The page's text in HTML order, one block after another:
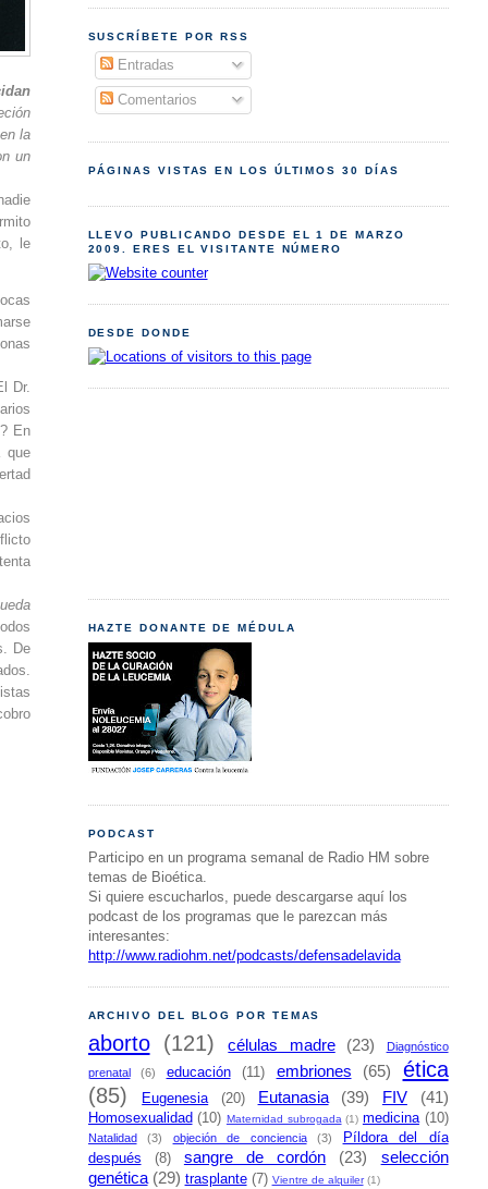
la
un
le
Dr.
En
que
De
SUSCRÍBETE POR RSS
Entradas
Comentarios
PÁGINAS VISTAS EN LOS ÚLTIMOS 30 DÍAS
LLEVO PUBLICANDO DESDE EL 1 DE MARZO
2009. ERES EL VISITANTE NÚMERO
DESDE DONDE
HAZTE DONANTE DE MÉDULA
PODCAST
Participo en un programa semanal de Radio HM sobre
temas de Bioética.
Si quiere escucharlos, puede descargarse aquí los
podcast de los programas que le parezcan más
interesantes:
http://www.radiohm.net/podcasts/defensadelavida
ARCHIVO DEL BLOG POR TEMAS
aborto (121) células madre (23)
Diagnóstico
prenatal
(6) educación (11) embriones (65)
ética
(85)
Eugenesia (20) Eutanasia (39) FIV (41)
Homosexualidad (10) Maternidad subrogada (1) medicina (10)
Natalidad (3) objeción de conciencia (3)
Píldora del día
después
(8) sangre de cordón (23)
selección
genética (29) trasplante (7) Vientre de alquiler (1)